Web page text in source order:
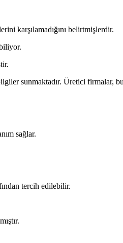
karşılamadığını belirtmişlerdir.
sunmaktadır. Üretici firmalar,
sağlar.
tercih edilebilir.